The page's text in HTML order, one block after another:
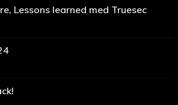
Lessons learned med Truesec